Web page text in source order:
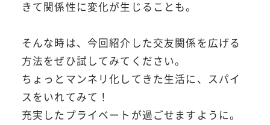
きて関係性に変化が生じることも。
そんな時は、今回紹介した交友関係を広げる
方法をぜひ試してみてください。
ちょっとマンネリ化してきた生活に、スパイ
スをいれてみて！
充実したプライベートが過ごせますように。